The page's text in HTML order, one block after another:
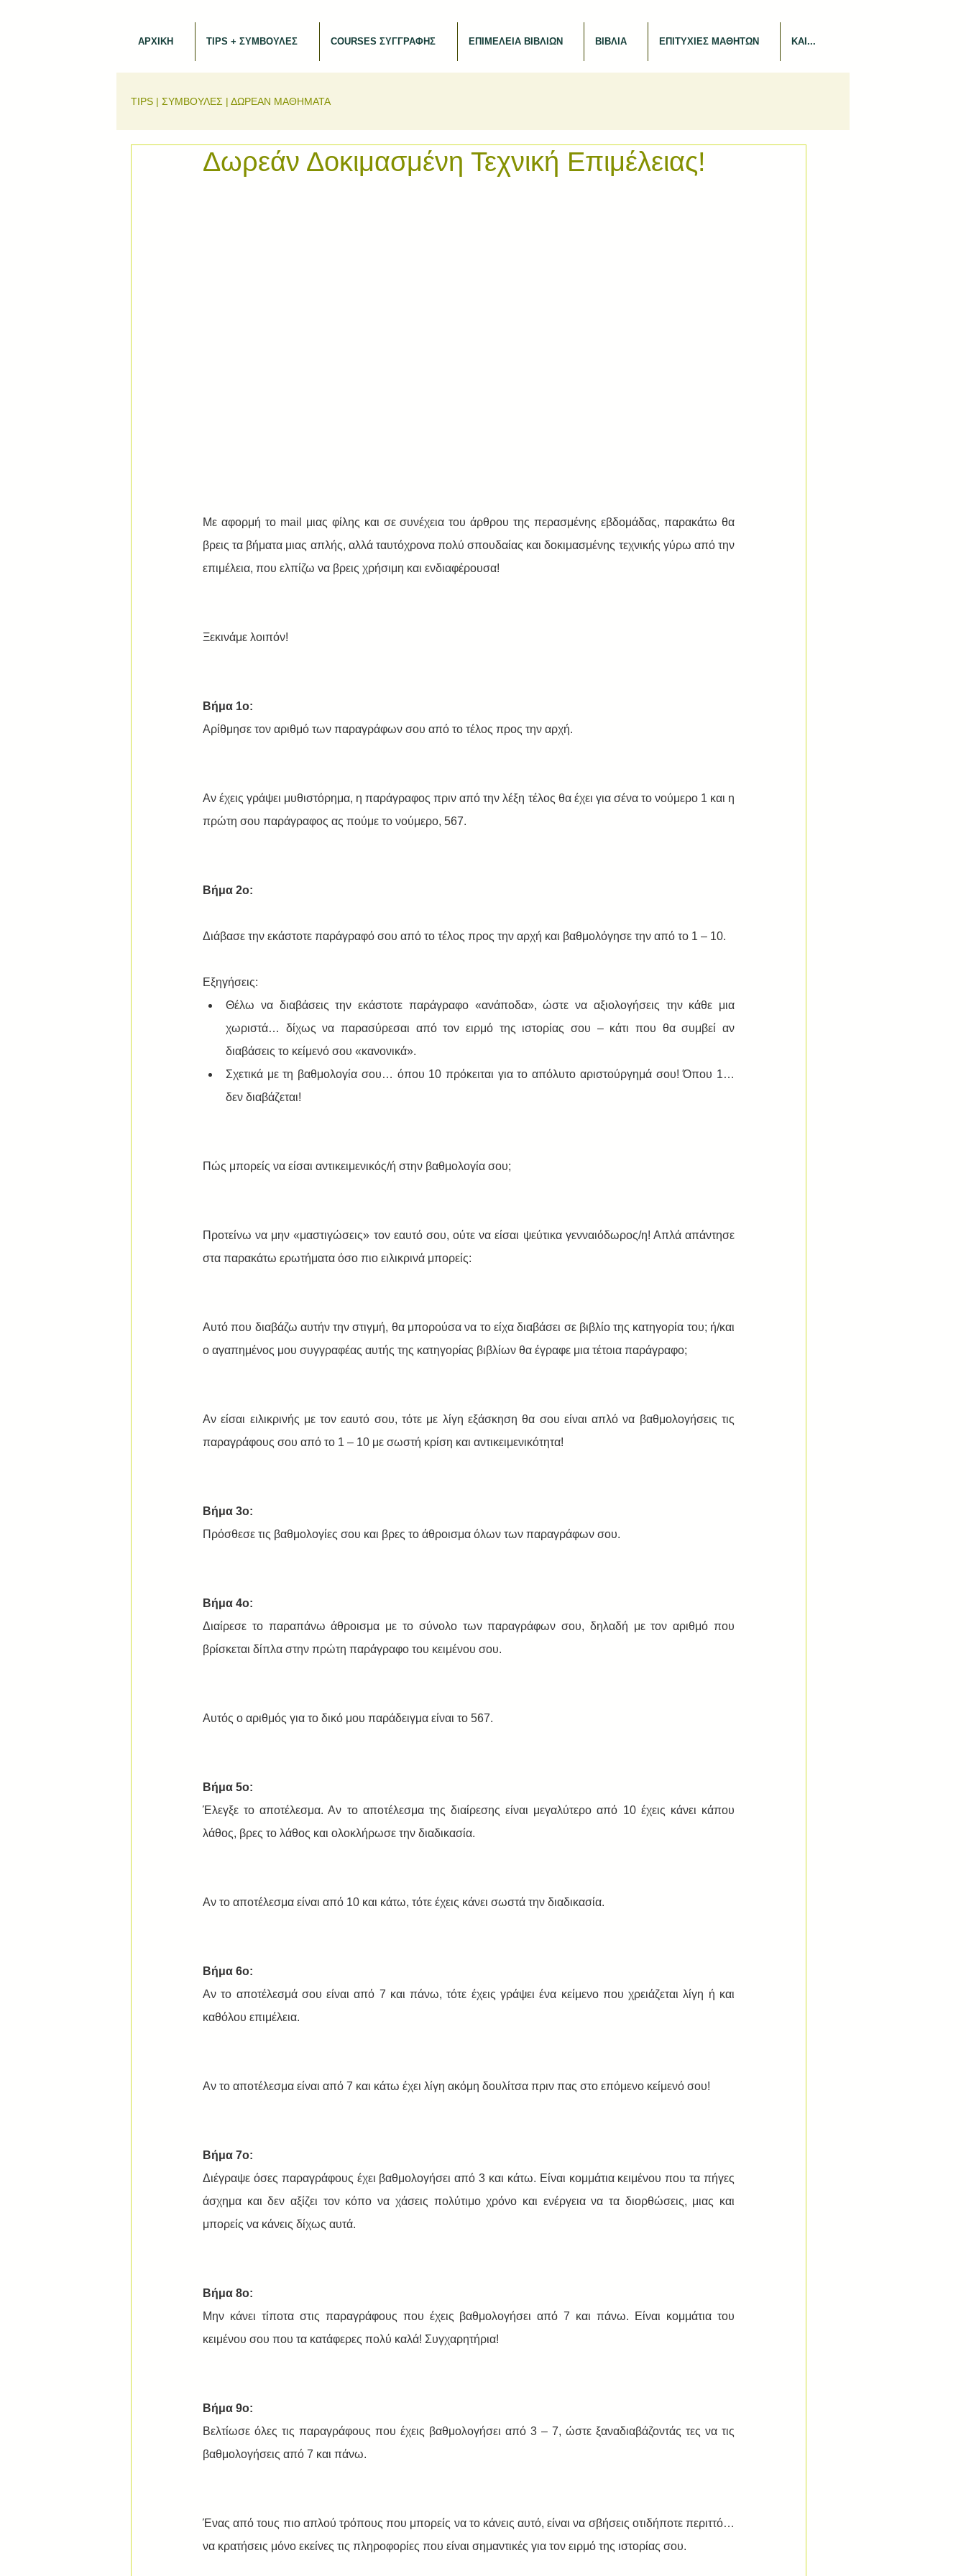
ΑΡΧΙΚΗ TIPS + ΣΥΜΒΟΥΛΕΣ COURSES ΣΥΓΓΡΑΦΗΣ ΕΠΙΜΕΛΕΙΑ ΒΙΒΛΙΩΝ ΒΙΒΛΙΑ ΕΠΙΤΥΧΙΕΣ ΜΑΘΗΤΩΝ ΚΑΙ...
TIPS | ΣΥΜΒΟΥΛΕΣ | ΔΩΡΕΑΝ ΜΑΘΗΜΑΤΑ
Δωρεάν Δοκιμασμένη Τεχνική Επιμέλειας!
Με αφορμή το mail μιας φίλης και σε συνέχεια του άρθρου της περασμένης εβδομάδας, παρακάτω θα
βρεις τα βήματα μιας απλής, αλλά ταυτόχρονα πολύ σπουδαίας και δοκιμασμένης τεχνικής γύρω από την
επιμέλεια, που ελπίζω να βρεις χρήσιμη και ενδιαφέρουσα!
Ξεκινάμε λοιπόν!
Βήμα 1ο:
Αρίθμησε τον αριθμό των παραγράφων σου από το τέλος προς την αρχή.
Αν έχεις γράψει μυθιστόρημα, η παράγραφος πριν από την λέξη τέλος θα έχει για σένα το νούμερο 1 και η
πρώτη σου παράγραφος ας πούμε το νούμερο, 567.
Βήμα 2ο:
Διάβασε την εκάστοτε παράγραφό σου από το τέλος προς την αρχή και βαθμολόγησε την από το 1 – 10.
Εξηγήσεις:
Θέλω να διαβάσεις την εκάστοτε παράγραφο «ανάποδα», ώστε να αξιολογήσεις την κάθε μια
χωριστά… δίχως να παρασύρεσαι από τον ειρμό της ιστορίας σου – κάτι που θα συμβεί αν
διαβάσεις το κείμενό σου «κανονικά».
Σχετικά με τη βαθμολογία σου… όπου 10 πρόκειται για το απόλυτο αριστούργημά σου! Όπου 1…
δεν διαβάζεται!
Πώς μπορείς να είσαι αντικειμενικός/ή στην βαθμολογία σου;
Προτείνω να μην «μαστιγώσεις» τον εαυτό σου, ούτε να είσαι ψεύτικα γενναιόδωρος/η! Απλά απάντησε
στα παρακάτω ερωτήματα όσο πιο ειλικρινά μπορείς:
Αυτό που διαβάζω αυτήν την στιγμή, θα μπορούσα να το είχα διαβάσει σε βιβλίο της κατηγορία του; ή/και
ο αγαπημένος μου συγγραφέας αυτής της κατηγορίας βιβλίων θα έγραφε μια τέτοια παράγραφο;
Αν είσαι ειλικρινής με τον εαυτό σου, τότε με λίγη εξάσκηση θα σου είναι απλό να βαθμολογήσεις τις
παραγράφους σου από το 1 – 10 με σωστή κρίση και αντικειμενικότητα!
Βήμα 3ο:
Πρόσθεσε τις βαθμολογίες σου και βρες το άθροισμα όλων των παραγράφων σου.
Βήμα 4ο:
Διαίρεσε το παραπάνω άθροισμα με το σύνολο των παραγράφων σου, δηλαδή με τον αριθμό που
βρίσκεται δίπλα στην πρώτη παράγραφο του κειμένου σου.
Αυτός ο αριθμός για το δικό μου παράδειγμα είναι το 567.
Βήμα 5ο:
Έλεγξε το αποτέλεσμα. Αν το αποτέλεσμα της διαίρεσης είναι μεγαλύτερο από 10 έχεις κάνει κάπου
λάθος, βρες το λάθος και ολοκλήρωσε την διαδικασία.
Αν το αποτέλεσμα είναι από 10 και κάτω, τότε έχεις κάνει σωστά την διαδικασία.
Βήμα 6ο:
Αν το αποτέλεσμά σου είναι από 7 και πάνω, τότε έχεις γράψει ένα κείμενο που χρειάζεται λίγη ή και
καθόλου επιμέλεια.
Αν το αποτέλεσμα είναι από 7 και κάτω έχει λίγη ακόμη δουλίτσα πριν πας στο επόμενο κείμενό σου!
Βήμα 7ο:
Διέγραψε όσες παραγράφους έχει βαθμολογήσει από 3 και κάτω. Είναι κομμάτια κειμένου που τα πήγες
άσχημα και δεν αξίζει τον κόπο να χάσεις πολύτιμο χρόνο και ενέργεια να τα διορθώσεις, μιας και
μπορείς να κάνεις δίχως αυτά.
Βήμα 8ο:
Μην κάνει τίποτα στις παραγράφους που έχεις βαθμολογήσει από 7 και πάνω. Είναι κομμάτια του
κειμένου σου που τα κατάφερες πολύ καλά! Συγχαρητήρια!
Βήμα 9ο:
Βελτίωσε όλες τις παραγράφους που έχεις βαθμολογήσει από 3 – 7, ώστε ξαναδιαβάζοντάς τες να τις
βαθμολογήσεις από 7 και πάνω.
Ένας από τους πιο απλού τρόπους που μπορείς να το κάνεις αυτό, είναι να σβήσεις οτιδήποτε περιττό…
να κρατήσεις μόνο εκείνες τις πληροφορίες που είναι σημαντικές για τον ειρμό της ιστορίας σου.